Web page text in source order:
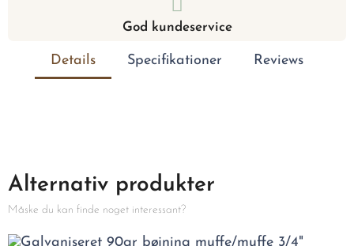
God kundeservice
Details Specifikationer Reviews
Alternativ produkter
Måske du kan finde noget interessant?